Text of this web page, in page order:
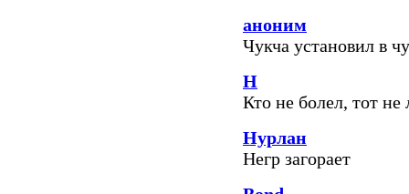
аноним
Чукча установил в
Н
Кто не болел, тот
Нурлан
Негр загорает